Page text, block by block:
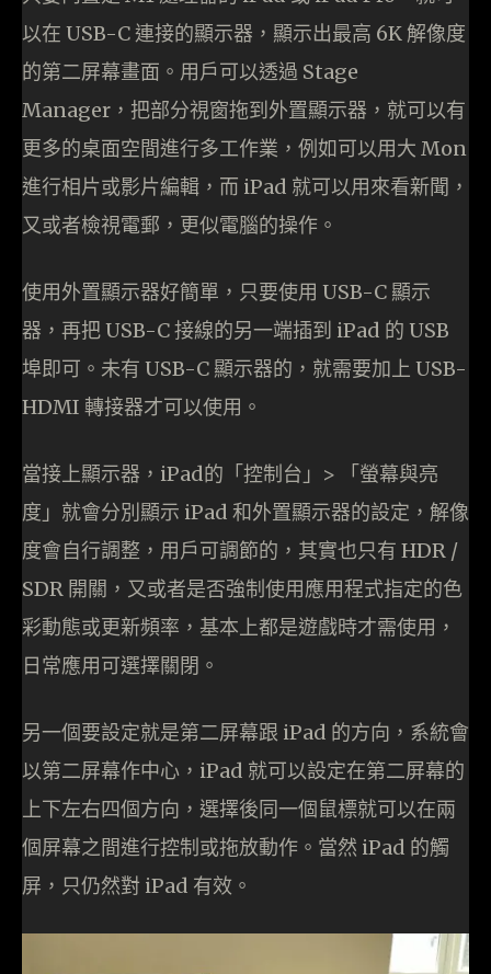
以在 USB-C 連接的顯示器，顯示出最高 6K 解像度
的第二屏幕畫面。用戶可以透過 Stage
Manager，把部分視窗拖到外置顯示器，就可以有
更多的桌面空間進行多工作業，例如可以用大 Mon
進行相片或影片編輯，而 iPad 就可以用來看新聞，
又或者檢視電郵，更似電腦的操作。
使用外置顯示器好簡單，只要使用 USB-C 顯示
器，再把 USB-C 接線的另一端插到 iPad 的 USB
埠即可。未有 USB-C 顯示器的，就需要加上 USB-
HDMI 轉接器才可以使用。
當接上顯示器，iPad的「控制台」> 「螢幕與亮
度」就會分別顯示 iPad 和外置顯示器的設定，解像
度會自行調整，用戶可調節的，其實也只有 HDR /
SDR 開關，又或者是否強制使用應用程式指定的色
彩動態或更新頻率，基本上都是遊戲時才需使用，
日常應用可選擇關閉。
另一個要設定就是第二屏幕跟 iPad 的方向，系統會
以第二屏幕作中心，iPad 就可以設定在第二屏幕的
上下左右四個方向，選擇後同一個鼠標就可以在兩
個屏幕之間進行控制或拖放動作。當然 iPad 的觸
屏，只仍然對 iPad 有效。